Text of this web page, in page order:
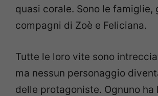
quasi corale. Sono le famiglie,
compagni di Zoè e Feliciana.
Tutte le loro vite sono
ma nessun personaggio
delle protagoniste. Ognuno ha